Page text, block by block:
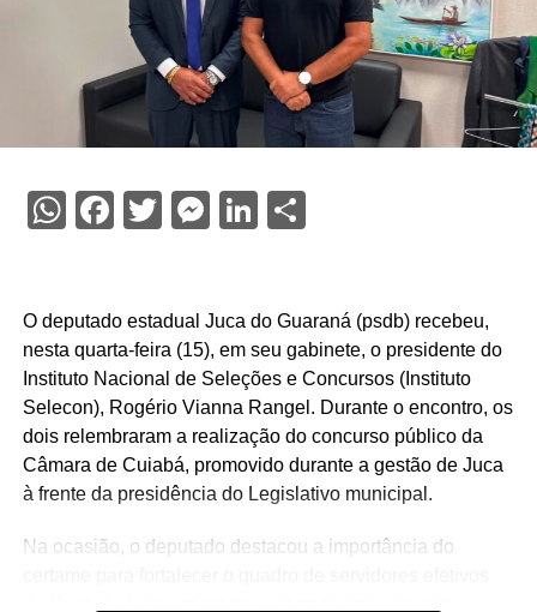
WhatsApp
Facebook
Twitter
Messenger
LinkedIn
Share
O deputado estadual Juca do Guaraná (psdb) recebeu,
nesta quarta-feira (15), em seu gabinete, o presidente do
Instituto Nacional de Seleções e Concursos (Instituto
Selecon), Rogério Vianna Rangel. Durante o encontro, os
dois relembraram a realização do concurso público da
Câmara de Cuiabá, promovido durante a gestão de Juca
à frente da presidência do Legislativo municipal.
Na ocasião, o deputado destacou a importância do